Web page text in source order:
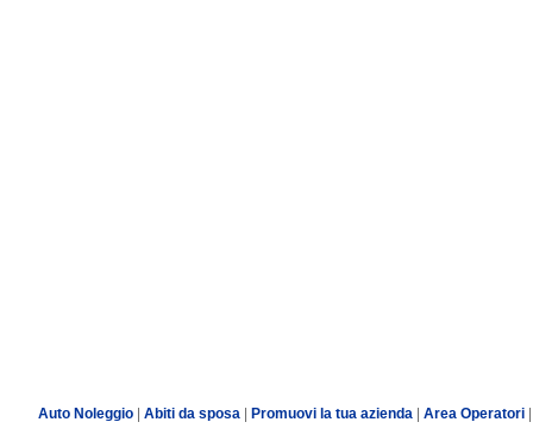
Auto Noleggio| Abiti da sposa| Promuovi la tua azienda Area Operatori